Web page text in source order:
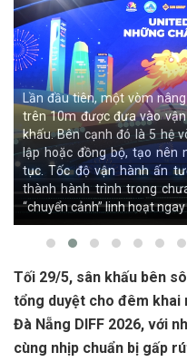
Lần đầu tiên, một vòm
trên 10m được đưa vào
khấu. Bên cạnh đó là 5 hệ
lập hoặc đồng bộ, tạo nên
tục. Tốc độ vận hành ấn
thành hành trình trong
“chuyển cảnh” linh hoạt
Tối 29/5, sân khấu bên
tổng duyệt cho đêm khai
Đà Nẵng DIFF 2026, với
cùng nhịp chuẩn bị gấp